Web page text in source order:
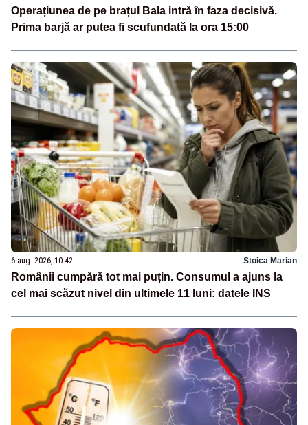
Operațiunea de pe brațul Bala intră în faza decisivă.
Prima barjă ar putea fi scufundată la ora 15:00
6 aug. 2026, 10:42 Stoica Marian
Românii cumpără tot mai puțin. Consumul a ajuns la
cel mai scăzut nivel din ultimele 11 luni: datele INS